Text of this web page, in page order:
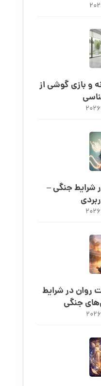
و بازی گوشی از
شرایط جنگی –
روان در شرایط
جنگی